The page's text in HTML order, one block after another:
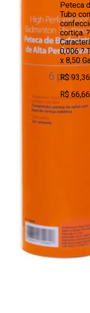
Peteca
Tubo
cortiça.
0,006 ?
x 8,50
R$ 93,36
R$ 66,66